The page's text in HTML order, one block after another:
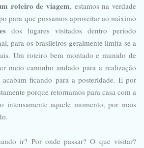
roteiro de viagem, estamos na verdade
para que possamos aproveitar ao máximo
dos lugares visitados dentro período
para os brasileiros geralmente limita-se a
Um roteiro bem montado e munido de
meio caminho andado para a realização
acabam ficando para a posteridade. E por
porque retornamos para casa com a
intensamente aquele momento, por mais
ir? Por onde passar? O que visitar?